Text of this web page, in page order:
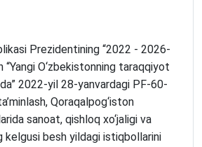
Prezidentining “2022 - 2026-
“Yangi O‘zbekistonning taraqqiyot
2022-yil 28-yanvardagi PF-60-
Qoraqalpog‘iston
sanoat, qishloq xo‘jaligi va
kelgusi besh yildagi istiqbollarini